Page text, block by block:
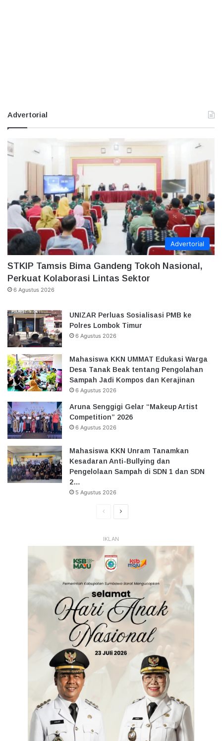
Advertorial
Advertorial
STKIP Tamsis Bima Gandeng Tokoh Nasional,
Perkuat Kolaborasi Lintas Sektor
6 Agustus 2026
UNIZAR Perluas Sosialisasi PMB ke
Polres Lombok Timur
6 Agustus 2026
Mahasiswa KKN UMMAT Edukasi Warga
Desa Tanak Beak tentang Pengolahan
Sampah Jadi Kompos dan Kerajinan
6 Agustus 2026
Aruna Senggigi Gelar “Makeup Artist
Competition” 2026
6 Agustus 2026
Mahasiswa KKN Unram Tanamkan
Kesadaran Anti-Bullying dan
Pengelolaan Sampah di SDN 1 dan SDN
2…
5 Agustus 2026
HalamanHalaman
IKLAN